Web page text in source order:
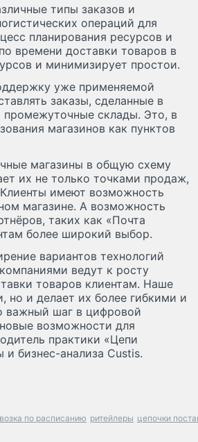
типы заказов и
операций для
планирования ресурсов и
времени доставки товаров в
и минимизирует простои.
уже применяемой
заказы, сделанные в
склады. Это, в
магазинов как пунктов
магазины в общую схему
их не только точками продаж,
имеют возможность
магазине. А возможность
таких как «Почта
более широкий выбор.
вариантов технологий
ведут к росту
товаров клиентам. Наше
но и делает их более гибкими и
важный шаг в цифровой
возможности для
практики «Цепи
и бизнес-анализа Custis.
по расписанию ритейлеры цепочки